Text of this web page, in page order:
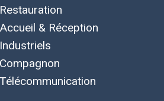
Restauration
Accueil & Réception
Industriels
Compagnon
Télécommunication